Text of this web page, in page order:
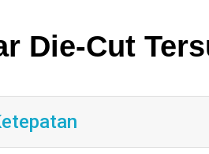
Die-Cut